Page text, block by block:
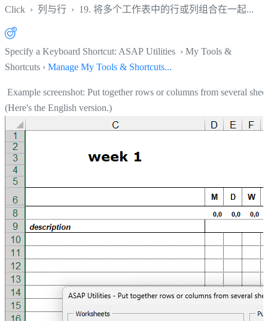
Click › 列与行 › 19. 将多个工作表中的行或列组合在一起...
Specify a Keyboard Shortcut: ASAP Utilities › My Tools &
Shortcuts › Manage My Tools & Shortcuts...
Example screenshot: Put together rows or columns from several
(Here's the English version.)